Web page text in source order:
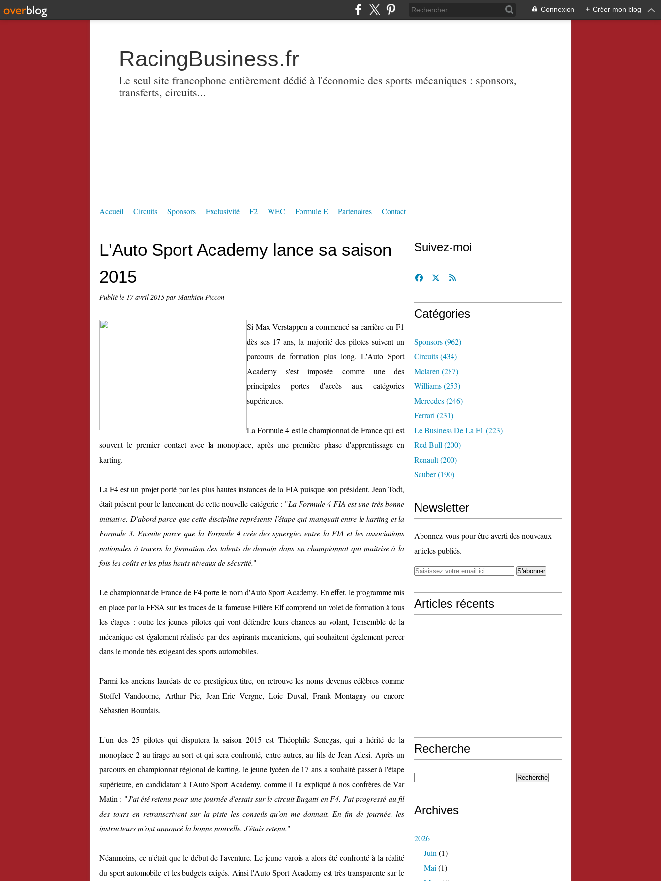
Connexion + Créer mon blog
RacingBusiness.fr
Le seul site francophone entièrement dédié à l'économie des sports mécaniques : sponsors,
transferts, circuits...
Accueil Circuits Sponsors Exclusivité F2 WEC Formule E Partenaires Contact
L'Auto Sport Academy lance sa saison
2015
Publié le 17 avril 2015 par Matthieu Piccon
Si Max Verstappen a commencé sa carrière en F1
dès ses 17 ans, la majorité des pilotes suivent un
parcours de formation plus long. L'Auto Sport
Academy s'est imposée comme une des
principales portes d'accès aux catégories
supérieures.
La Formule 4 est le championnat de France qui est
souvent le premier contact avec la monoplace, après une première phase d'apprentissage en
karting.
La F4 est un projet porté par les plus hautes instances de la FIA puisque son président, Jean Todt,
était présent pour le lancement de cette nouvelle catégorie : "La Formule 4 FIA est une très bonne
initiative. D'abord parce que cette discipline représente l'étape qui manquait entre le karting et la
Formule 3. Ensuite parce que la Formule 4 crée des synergies entre la FIA et les associations
nationales à travers la formation des talents de demain dans un championnat qui maitrise à la
fois les coûts et les plus hauts niveaux de sécurité."
Le championnat de France de F4 porte le nom d'Auto Sport Academy. En effet, le programme mis
en place par la FFSA sur les traces de la fameuse Filière Elf comprend un volet de formation à tous
les étages : outre les jeunes pilotes qui vont défendre leurs chances au volant, l'ensemble de la
mécanique est également réalisée par des aspirants mécaniciens, qui souhaitent également percer
dans le monde très exigeant des sports automobiles.
Parmi les anciens lauréats de ce prestigieux titre, on retrouve les noms devenus célèbres comme
Stoffel Vandoorne, Arthur Pic, Jean-Eric Vergne, Loic Duval, Frank Montagny ou encore
Sébastien Bourdais.
L'un des 25 pilotes qui disputera la saison 2015 est Théophile Senegas, qui a hérité de la
monoplace 2 au tirage au sort et qui sera confronté, entre autres, au fils de Jean Alesi. Après un
parcours en championnat régional de karting, le jeune lycéen de 17 ans a souhaité passer à l'étape
supérieure, en candidatant à l'Auto Sport Academy, comme il l'a expliqué à nos confrères de Var
Matin : "J'ai été retenu pour une journée d'essais sur le circuit Bugatti en F4. J'ai progressé au fil
des tours en retranscrivant sur la piste les conseils qu'on me donnait. En fin de journée, les
instructeurs m'ont annoncé la bonne nouvelle. J'étais retenu."
Néanmoins, ce n'était que le début de l'aventure. Le jeune varois a alors été confronté à la réalité
du sport automobile et les budgets exigés. Ainsi l'Auto Sport Academy est très transparente sur le
Suivez-moi
Catégories
Sponsors(962)
Circuits(434)
Mclaren (287)
Williams(253)
Mercedes(246)
Ferrari (231)
Le Business De La F1 (223)
Red Bull (200)
Renault(200)
Sauber(190)
Newsletter
Abonnez-vous pour être averti des nouveaux
articles publiés.
Articles récents
Recherche
Archives
2026
Juin (1)
Mai (1)